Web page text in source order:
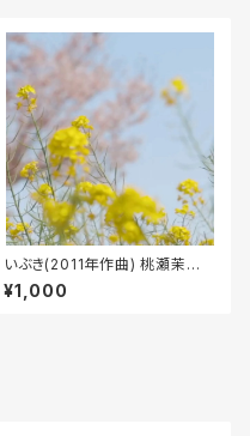
いぶき(2011年作曲) 桃瀬茉
莉〜3.11, 2026 A message f
rom the spring wind〜 Live
¥1,000